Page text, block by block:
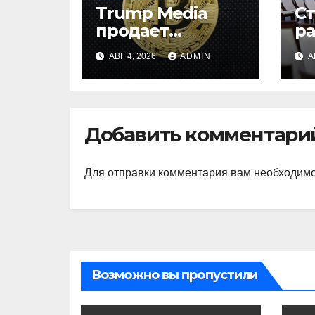
Trump Media
продает
биткоины:
убыток $165 млн
АВГ 4, 2026 ADMIN
Добавить
Для отправки комментария вам
Возможно вы пропустили